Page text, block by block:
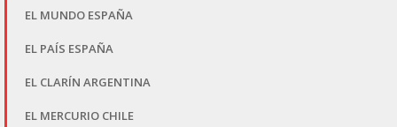
EL MUNDO ESPAÑA
EL PAÍS ESPAÑA
EL CLARÍN ARGENTINA
EL MERCURIO CHILE